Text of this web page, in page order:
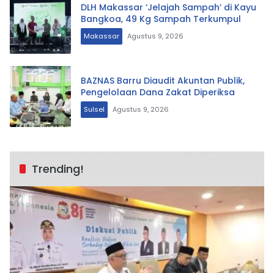
DLH Makassar ‘Jelajah Sampah’ di Kayu
Bangkoa, 49 Kg Sampah Terkumpul
Makassar Agustus 9, 2026
BAZNAS Barru Diaudit Akuntan Publik,
Pengelolaan Dana Zakat Diperiksa
Sulsel Agustus 9, 2026
Trending!